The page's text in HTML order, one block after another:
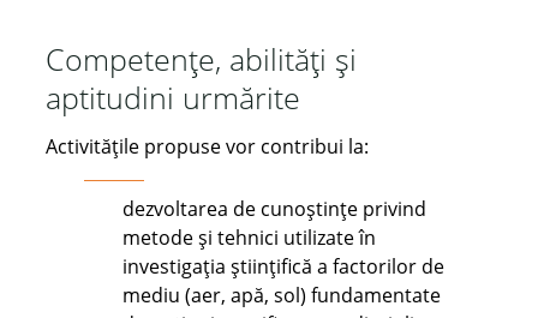
Competențe, abilități și
aptitudini urmărite
Activitățile propuse vor contribui la:
dezvoltarea de cunoștințe privind
metode și tehnici utilizate în
investigația științifică a factorilor de
mediu (aer, apă, sol) fundamentate